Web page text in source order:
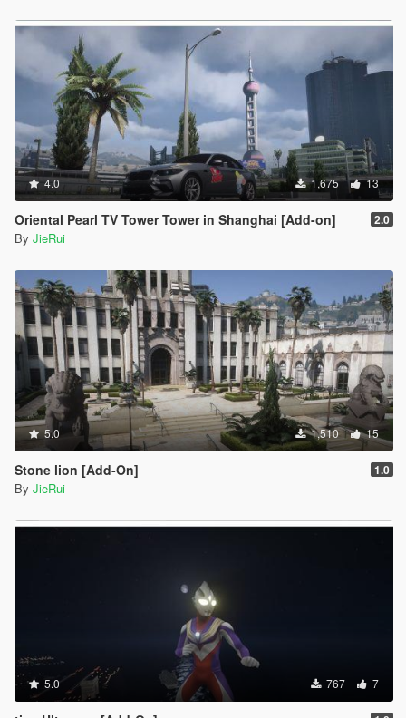
4.0 1,675 13
Oriental Pearl TV Tower Tower in Shanghai [Add-on] 2.0
By JieRui
5.0 1,510 15
Stone lion [Add-On] 1.0
By JieRui
5.0 767 7